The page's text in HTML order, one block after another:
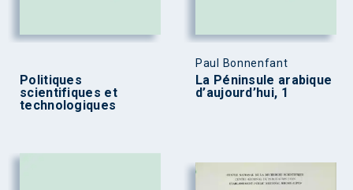
Politiques
scientifiques et
technologiques
Paul Bonnenfant
La Péninsule arabique
d’aujourd’hui, 1